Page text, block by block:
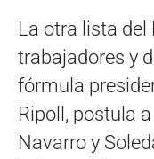
La otra lista del
trabajadores y
fórmula
Ripoll, postula
Navarro y